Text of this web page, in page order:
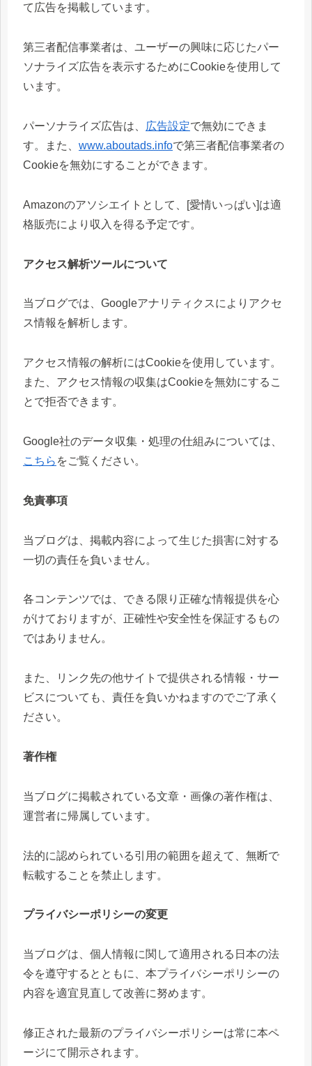
て広告を掲載しています。
第三者配信事業者は、ユーザーの興味に応じたパー
ソナライズ広告を表示するためにCookieを使用して
います。
パーソナライズ広告は、 広告設定で無効にできま
す。また、 www.aboutads.infoで第三者配信事業者の
Cookieを無効にすることができます。
Amazonのアソシエイトとして、[愛情いっぱい]は適
格販売により収入を得る予定です。
アクセス解析ツールについて
当ブログでは、Googleアナリティクスによりアクセ
ス情報を解析します。
アクセス情報の解析にはCookieを使用しています。
また、アクセス情報の収集はCookieを無効にするこ
とで拒否できます。
Google社のデータ収集・処理の仕組みについては、
こちら をご覧ください。
免責事項
当ブログは、掲載内容によって生じた損害に対する
一切の責任を負いません。
各コンテンツでは、できる限り正確な情報提供を心
がけておりますが、正確性や安全性を保証するもの
ではありません。
また、リンク先の他サイトで提供される情報・サー
ビスについても、責任を負いかねますのでご了承く
ださい。
著作権
当ブログに掲載されている文章・画像の著作権は、
運営者に帰属しています。
法的に認められている引用の範囲を超えて、無断で
転載することを禁止します。
プライバシーポリシーの変更
当ブログは、個人情報に関して適用される日本の法
令を遵守するとともに、本プライバシーポリシーの
内容を適宜見直して改善に努めます。
修正された最新のプライバシーポリシーは常に本ペ
ージにて開示されます。